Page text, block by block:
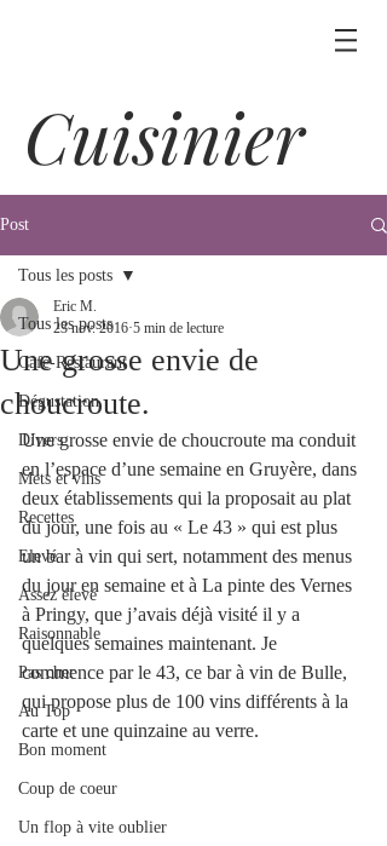
Cuisinier
Post
Tous les posts
Café-Restaurant
Dégustation
Divers
Mets et vins
Recettes
Elevé
Assez élevé
Raisonnable
Pas cher
Au Top
Bon moment
Coup de coeur
Un flop à vite oublier
Tous les posts
Une grosse envie de
choucroute.
Eric M.
23 nov. 2016 5 min de lecture
Une grosse envie de choucroute ma conduit
en l’espace d’une semaine en Gruyère, dans
deux établissements qui la proposait au plat
du jour, une fois au « Le 43 » qui est plus
un bar à vin qui sert, notamment des menus
du jour en semaine et à La pinte des Vernes
à Pringy, que j’avais déjà visité il y a
quelques semaines maintenant. Je
commence par le 43, ce bar à vin de Bulle,
qui propose plus de 100 vins différents à la
carte et une quinzaine au verre.